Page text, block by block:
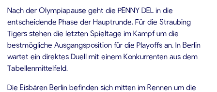
Nach der Olympiapause geht die PENNY DEL in die
entscheidende Phase der Hauptrunde. Für die Straubing
Tigers stehen die letzten Spieltage im Kampf um die
bestmögliche Ausgangsposition für die Playoffs an. In Berlin
wartet ein direktes Duell mit einem Konkurrenten aus dem
Tabellenmittelfeld.
Die Eisbären Berlin befinden sich mitten im Rennen um die